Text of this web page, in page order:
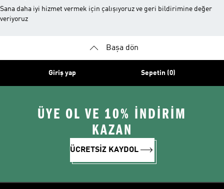
Sana daha iyi hizmet vermek için çalışıyoruz ve geri bildirimine değer
veriyoruz
Başa dön
Giriş yap Sepetin (0)
ÜYE OL VE 10% İNDİRİM
KAZAN
ÜCRETSİZ KAYDOL